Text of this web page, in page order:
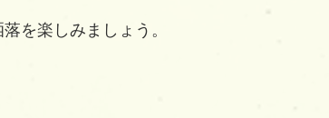
を楽しみましょう。